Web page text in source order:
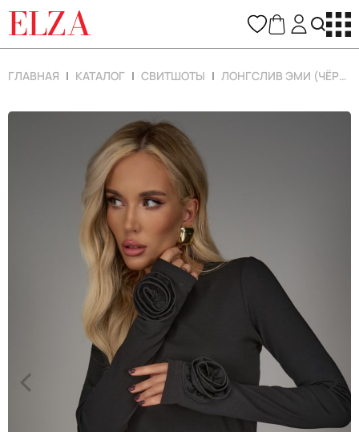
ELZA
ГЛАВНАЯ КАТАЛОГ СВИТШОТЫ ЛОНГСЛИВ ЭМИ (ЧЁРНЫЙ)
< >